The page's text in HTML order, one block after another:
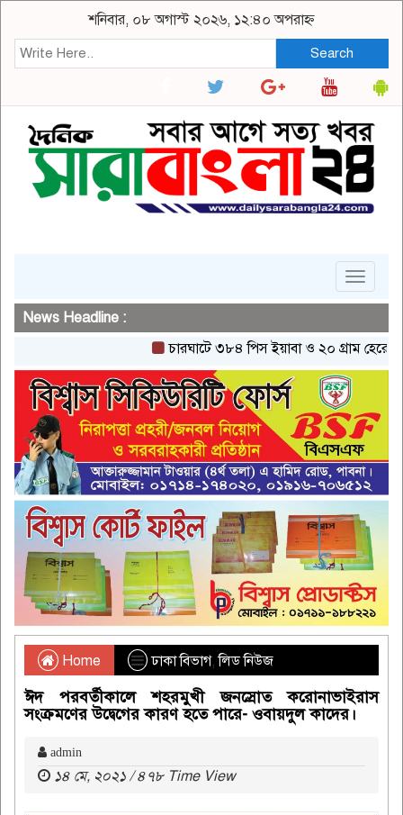
শনিবার, ০৮ অগাস্ট ২০২৬, ১২:৪০ অপরাহ্ন
Search
Toggle
News Headline :
চারঘাটে ৩৮৪ পিস ইয়াবা ও ২০ গ্রাম হেরোইনসহ
Home ঢাকা বিভাগ,লিড নিউজ
ঈদ পরবর্তীকালে শহরমুখী জনস্রোত করোনাভাইরাস
সংক্রমণের উদ্বেগের কারণ হতে পারে- ওবায়দুল কাদের।
admin
১৪ মে, ২০২১ / ৪৭৮ Time View